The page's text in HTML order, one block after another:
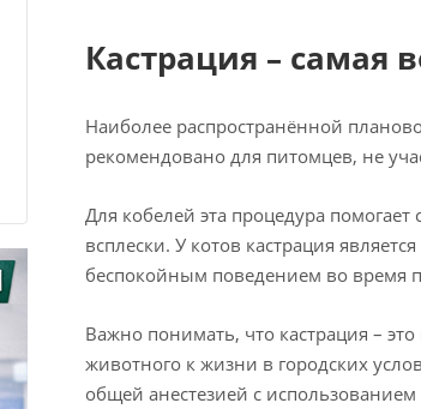
Кастрация – самая
Наиболее распространённой
рекомендовано для питомцев, не
Для кобелей эта процедура
всплески. У котов кастрация
беспокойным поведением во время
Важно понимать, что кастрация –
животного к жизни в городских
общей анестезией с